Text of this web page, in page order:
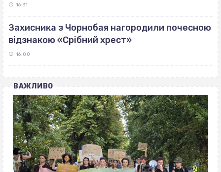
16:31
Захисника з Чорнобая нагородили почесною
відзнакою «Срібний хрест»
16:00
ВАЖЛИВО